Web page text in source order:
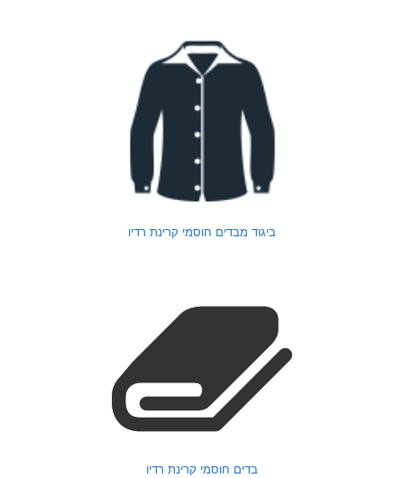
ביגוד מבדים חוסמי קרינת רדיו
בדים חוסמי קרינת רדיו